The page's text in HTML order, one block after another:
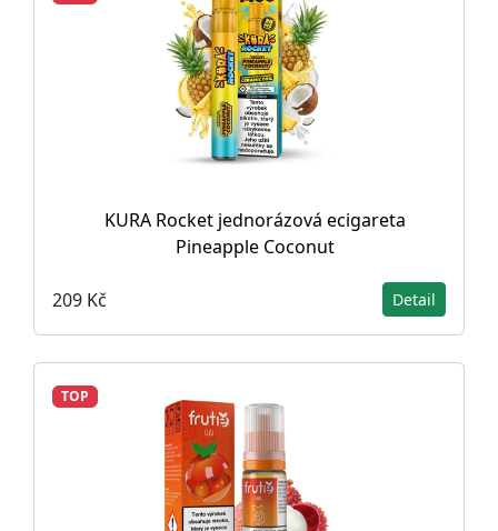
KURA Rocket jednorázová ecigareta
Pineapple Coconut
209 Kč Detail
TOP